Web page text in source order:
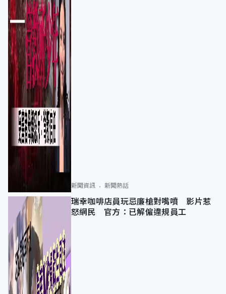
新聞資訊 新聞熱話
瑞幸咖啡店員玩忌廉槍對嘴噴 影片惹
怒網民 官方：已解僱違規員工